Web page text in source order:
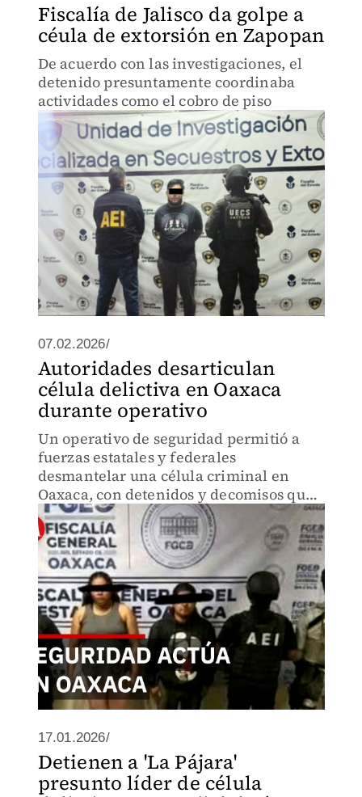
Fiscalía de Jalisco da golpe a
céula de extorsión en Zapopan
De acuerdo con las investigaciones, el
detenido presuntamente coordinaba
actividades como el cobro de piso
07.02.2026/
Autoridades desarticulan
célula delictiva en Oaxaca
durante operativo
Un operativo de seguridad permitió a
fuerzas estatales y federales
desmantelar una célula criminal en
Oaxaca, con detenidos y decomisos que
fortalecen el combate al crimen
organizado.
17.01.2026/
Detienen a 'La Pájara'
presunto líder de célula